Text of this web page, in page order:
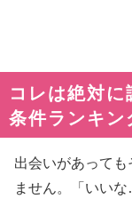
コレは絶対
条件ランキン
出会いがあって
ません。「いい